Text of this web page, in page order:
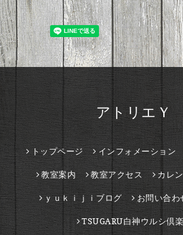
アトリエＹ
トップページ インフォメーション
教室案内 教室アクセス カレ
ｙｕｋｉｊｉブログ お問い合わ
TSUGARU白神ウルシ倶